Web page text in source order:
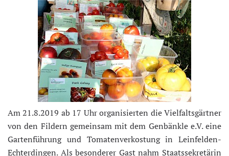
Am 21.8.2019 ab 17 Uhr organisierten die Vielfaltsgärtner
von den Fildern gemeinsam mit dem Genbänkle e.V. eine
Gartenführung und Tomatenverkostung in Leinfelden-
Echterdingen. Als besonderer Gast nahm Staatssekretärin